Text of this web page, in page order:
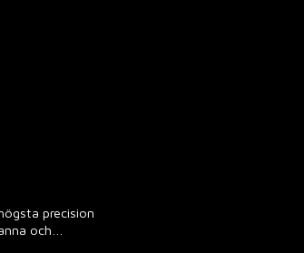
precision
och…